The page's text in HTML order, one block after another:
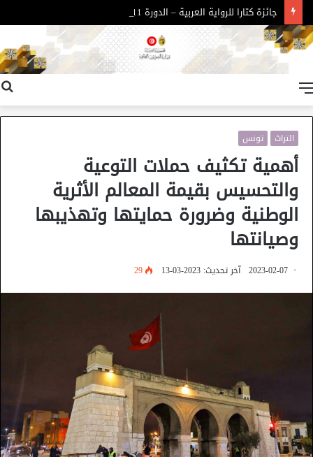
جائزة كتارا للرواية العربية – الدورة 11
التراث تونس
أهمية تكثيف حملات التوعية
والتحسيس بقيمة المعالم الأثرية
الوطنية وضرورة حمايتها وتهذيبها
وصيانتها
2023-02-07 آخر تحديث: 2023-03-13 29